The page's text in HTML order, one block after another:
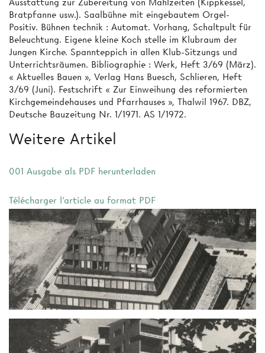
Ausstattung zur Zubereitung von Mahlzeiten (Kippkessel,
Bratpfanne usw.). Saalbühne mit eingebautem Orgel-
Positiv. Bühnen­ technik : Automat. Vorhang, Schaltpult für
Beleuchtung. Eigene kleine Koch­ stelle im Klubraum der
Jungen Kirche. Spannteppich in allen Klub-Sitzungs­ und
Unterrichtsräumen. Bibliographie : Werk, Heft 3/69 (März).
« Aktuelles Bauen », Verlag Hans Buesch, Schlieren, Heft
3/69 (Juni). Festschrift « Zur Einweihung des reformierten
Kirchgemeindehauses und Pfarrhauses », Thalwil 1967. DBZ,
Deutsche Bauzeitung Nr. 1/1971. AS 1/1972.
Weitere Artikel
001 Ausgabe als PDF herunterladen
Télécharger l'article au format PDF